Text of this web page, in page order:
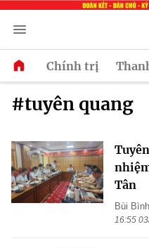
Chính trị
#tuyên quang
Tân
Bùi Bình
16:55